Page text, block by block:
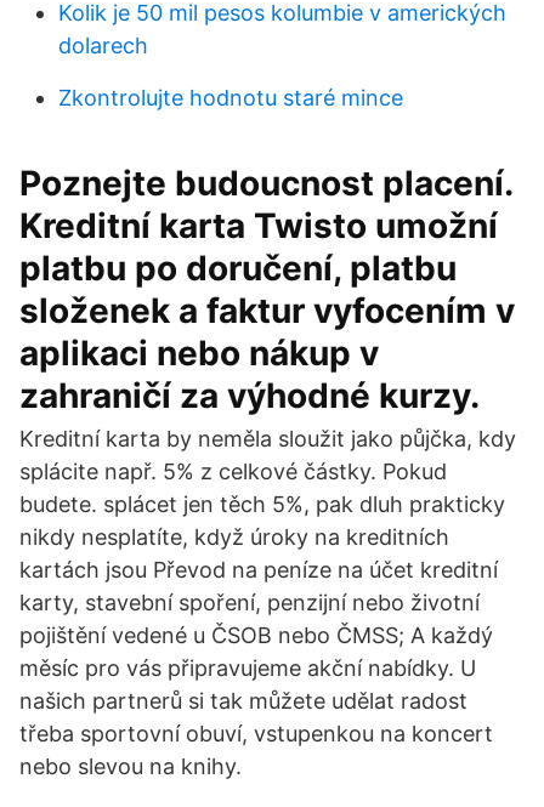
Kolik je 50 mil pesos kolumbie v amerických
dolarech
Zkontrolujte hodnotu staré mince
Poznejte budoucnost placení.
Kreditní karta Twisto umožní
platbu po doručení, platbu
složenek a faktur vyfocením v
aplikaci nebo nákup v
zahraničí za výhodné kurzy.
Kreditní karta by neměla sloužit jako půjčka, kdy
splácite např. 5% z celkové částky. Pokud
budete. splácet jen těch 5%, pak dluh prakticky
nikdy nesplatíte, když úroky na kreditních
kartách jsou Převod na peníze na účet kreditní
karty, stavební spoření, penzijní nebo životní
pojištění vedené u ČSOB nebo ČMSS; A každý
měsíc pro vás připravujeme akční nabídky. U
našich partnerů si tak můžete udělat radost
třeba sportovní obuví, vstupenkou na koncert
nebo slevou na knihy.